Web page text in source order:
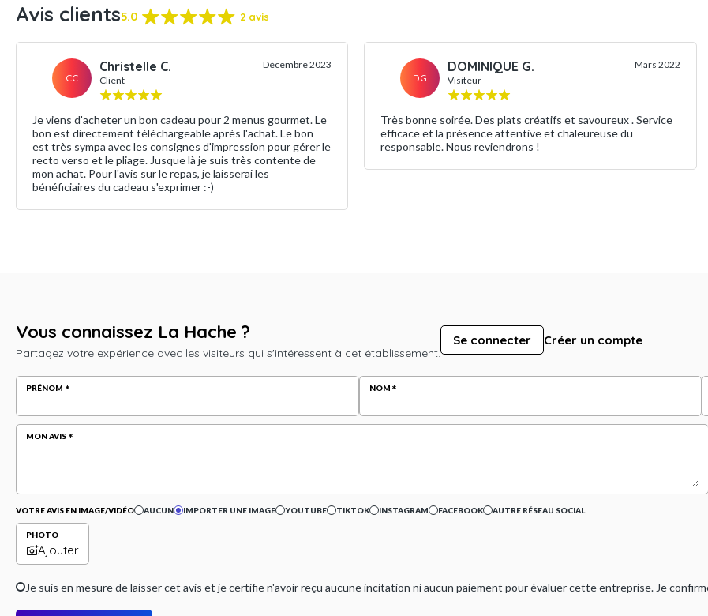
Avis clients5.0 2 avis
CC
Christelle C.
Client
Décembre 2023
Je viens d'acheter un bon cadeau pour 2 menus gourmet. Le
bon est directement téléchargeable après l'achat. Le bon
est très sympa avec les consignes d'impression pour gérer le
recto verso et le pliage. Jusque là je suis très contente de
mon achat. Pour l'avis sur le repas, je laisserai les
bénéficiaires du cadeau s'exprimer :-)
DG
DOMINIQUE G.
Visiteur
Mars 2022
Très bonne soirée. Des plats créatifs et savoureux . Service
efficace et la présence attentive et chaleureuse du
responsable. Nous reviendrons !
Vous connaissez La Hache ?
Partagez votre expérience avec les visiteurs qui s'intéressent à cet établissement.
Se connecter Créer un compte
PRÉNOM NOM
MON AVIS
VOTRE AVIS EN IMAGE/VIDÉO AUCUN IMPORTER UNE IMAGE YOUTUBE TIKTOK INSTAGRAM FACEBOOK AUTRE RÉSEAU SOCIAL
PHOTO
Ajouter
Je suis en mesure de laisser cet avis et je certifie n'avoir reçu aucune incitation ni aucun paiement pour évaluer cette entreprise. Je